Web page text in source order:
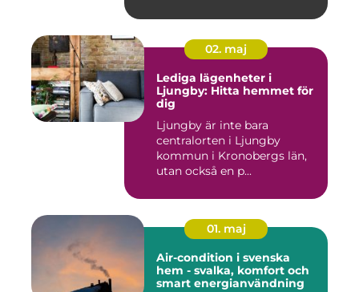
02. maj
Lediga lägenheter i
Ljungby: Hitta hemmet för
dig
Ljungby är inte bara
centralorten i Ljungby
kommun i Kronobergs län,
utan också en p...
01. maj
Air-condition i svenska
hem - svalka, komfort och
smart energianvändning